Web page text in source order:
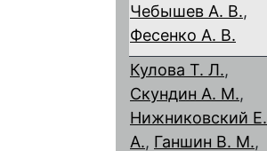
Чебышев А. В.,
Фесенко А. В.
Кулова Т. Л.,
Скундин А. М.,
Нижниковский Е.
А., Ганшин В. М.,